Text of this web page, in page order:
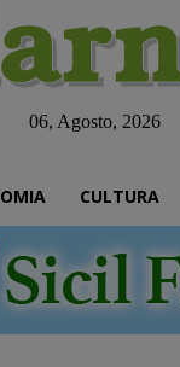
06, Agosto, 2026
CULTURA